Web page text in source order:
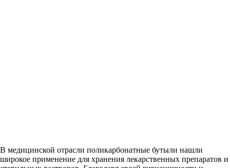
В медицинской отрасли поликарбонатные бутыли нашли
широкое применение для хранения лекарственных препаратов и